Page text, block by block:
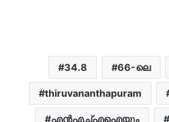
34.8 66-ലെ
thiruvananthapuram
എൻഎച്ച്എഐയും